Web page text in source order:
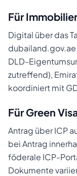
Für
Digital über das
DLD-
zutreffend),
koordiniert mit
Für Green
Antrag über ICP
bei Antrag
föderale ICP-
Dokumente